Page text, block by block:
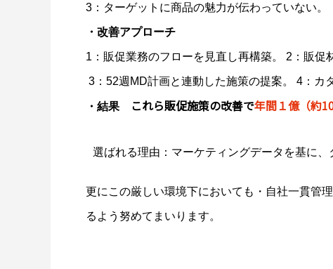
3：ターゲットに商品の魅力が伝わっていない。
・改善アプローチ
1：販促業務のフローを見直し再構築。 2 ：販促
3：52週MD計画と連動した施策の提案。 4：カ
・結果 これら販促施策の改善で年間１億（約
選ばれる理由：マーケティングデータを基に
更にこの厳しい環境下においても・自社一貫
るよう努めてまいります。